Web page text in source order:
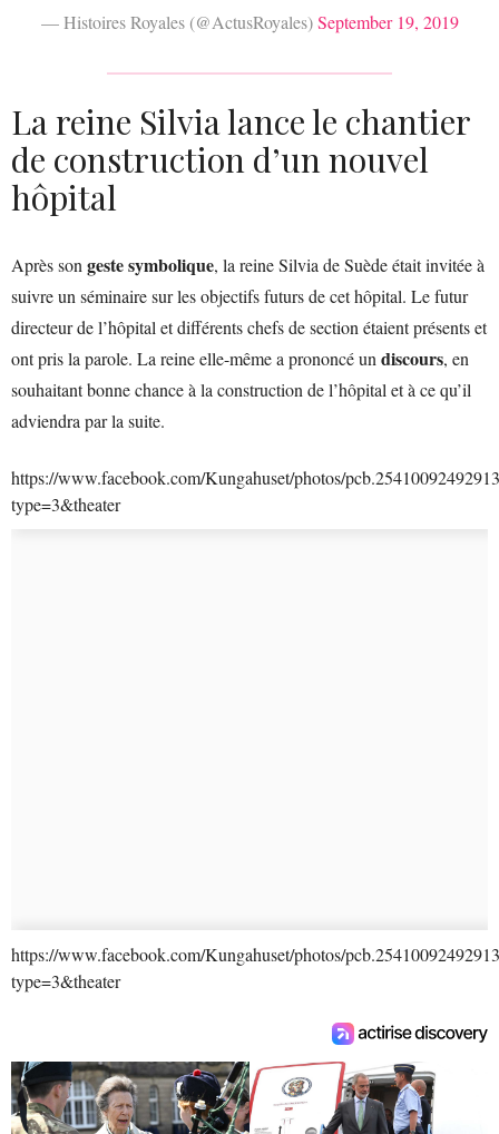
— Histoires Royales (@ActusRoyales)September 19, 2019
La reine Silvia lance le chantier
de construction d’un nouvel
hôpital
Après son geste symbolique, la reine Silvia de Suède était invitée à
suivre un séminaire sur les objectifs futurs de cet hôpital. Le futur
directeur de l’hôpital et différents chefs de section étaient présents et
ont pris la parole. La reine elle-même a prononcé un discours, en
souhaitant bonne chance à la construction de l’hôpital et à ce qu’il
adviendra par la suite.
https://www.facebook.com/Kungahuset/photos/
type=3&theater
https://www.facebook.com/Kungahuset/photos/
type=3&theater